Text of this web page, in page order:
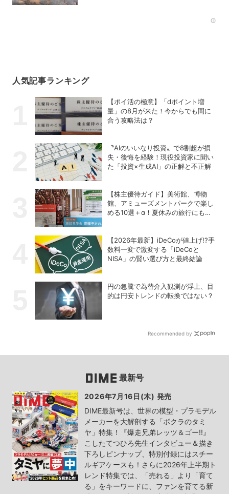
人気記事ランキング
【ポイ活の極意】「dポイント増
量」の8月が来た！今からでも間に
合う攻略法は？
〝AIのいいなり投資〟で8割超が損
失・後悔を経験！現役投資家に聞い
た「投資×生成AI」の正解と不正解
【株主優待ガイド】美術館、博物
館、アミューズメントパークで楽し
める10選＋α！夏休みの旅行にも使
【2026年最新】iDeCoが値上げ!?手
数料一変で激変する「iDeCoと
NISA」の賢い選び方と最終結論
円の急騰で為替介入観測が浮上、目
的は円安トレンドの転換ではない？
Recommended by
最新号
2026年7月16日(木) 発売
DIME最新号は、世界の模型・プラモデル
メーカーを大解剖する「ボクラのタミ
ヤ」特集！『爆走兄弟レッツ＆ゴー!!』
こしたてつひろ先生インタビュー＆描き
下ろしピンナップ、特別付録にはスチー
ルギアケースも！さらに2026年上半期ト
レンド特集では、「売れる」より「育て
る」をキーワードに、ファンを育てる新